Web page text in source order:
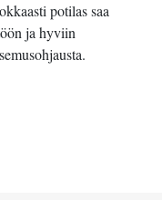
potilas saa
ja hyviin